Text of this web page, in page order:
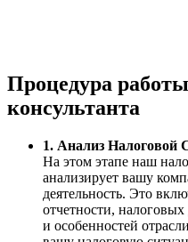
Процедура
консультанта
1. Анализ Налоговой
На этом этапе наш
анализирует вашу
деятельность. Это
отчетности,
и особенностей